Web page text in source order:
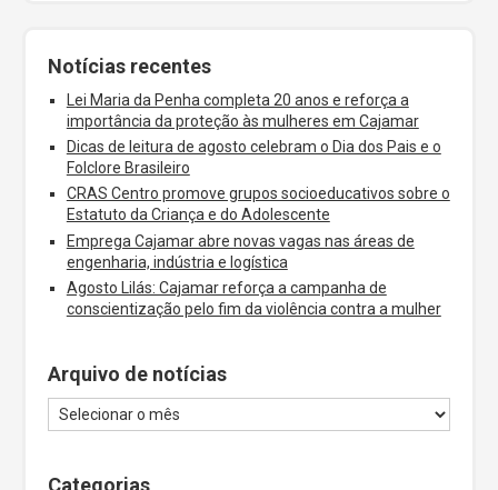
Notícias recentes
Lei Maria da Penha completa 20 anos e reforça a
importância da proteção às mulheres em Cajamar
Dicas de leitura de agosto celebram o Dia dos Pais e o
Folclore Brasileiro
CRAS Centro promove grupos socioeducativos sobre o
Estatuto da Criança e do Adolescente
Emprega Cajamar abre novas vagas nas áreas de
engenharia, indústria e logística
Agosto Lilás: Cajamar reforça a campanha de
conscientização pelo fim da violência contra a mulher
Arquivo de notícias
Categorias